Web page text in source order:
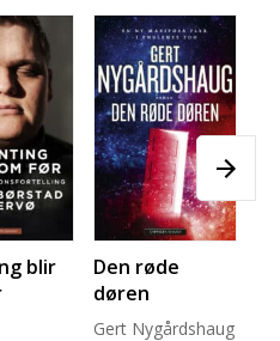
blir
Den røde
døren
Gert Nygårdshaug